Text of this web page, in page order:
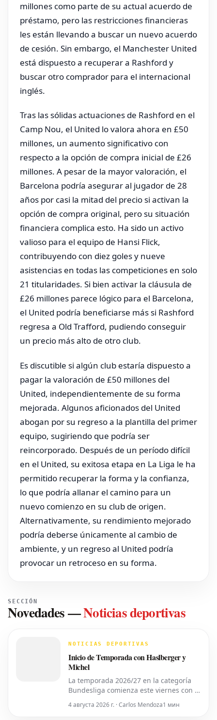
millones como parte de su actual acuerdo de
préstamo, pero las restricciones financieras
les están llevando a buscar un nuevo acuerdo
de cesión. Sin embargo, el Manchester United
está dispuesto a recuperar a Rashford y
buscar otro comprador para el internacional
inglés.
Tras las sólidas actuaciones de Rashford en el
Camp Nou, el United lo valora ahora en £50
millones, un aumento significativo con
respecto a la opción de compra inicial de £26
millones. A pesar de la mayor valoración, el
Barcelona podría asegurar al jugador de 28
años por casi la mitad del precio si activan la
opción de compra original, pero su situación
financiera complica esto. Ha sido un activo
valioso para el equipo de Hansi Flick,
contribuyendo con diez goles y nueve
asistencias en todas las competiciones en solo
21 titularidades. Si bien activar la cláusula de
£26 millones parece lógico para el Barcelona,
el United podría beneficiarse más si Rashford
regresa a Old Trafford, pudiendo conseguir
un precio más alto de otro club.
Es discutible si algún club estaría dispuesto a
pagar la valoración de £50 millones del
United, independientemente de su forma
mejorada. Algunos aficionados del United
abogan por su regreso a la plantilla del primer
equipo, sugiriendo que podría ser
reincorporado. Después de un período difícil
en el United, su exitosa etapa en La Liga le ha
permitido recuperar la forma y la confianza,
lo que podría allanar el camino para un
nuevo comienzo en su club de origen.
Alternativamente, su rendimiento mejorado
podría deberse únicamente al cambio de
ambiente, y un regreso al United podría
provocar un retroceso en su forma.
SECCIÓN
Novedades—Noticias deportivas
NOTICIAS DEPORTIVAS
Inicio de Temporada con Haslberger y
Michel
La temporada 2026/27 en la categoría
Bundesliga comienza este viernes con el
entre el *VfL Bochum* y el *Hertha
4 августа 2026 г. · Carlos Mendoza1 мин